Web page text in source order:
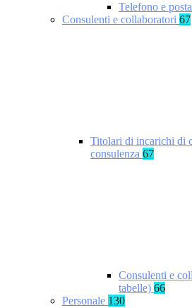
Telefono e
Consulenti e collaboratori 67
Titolari di incarichi di
consulenza 67
Consulenti e
tabelle) 66
Personale 130